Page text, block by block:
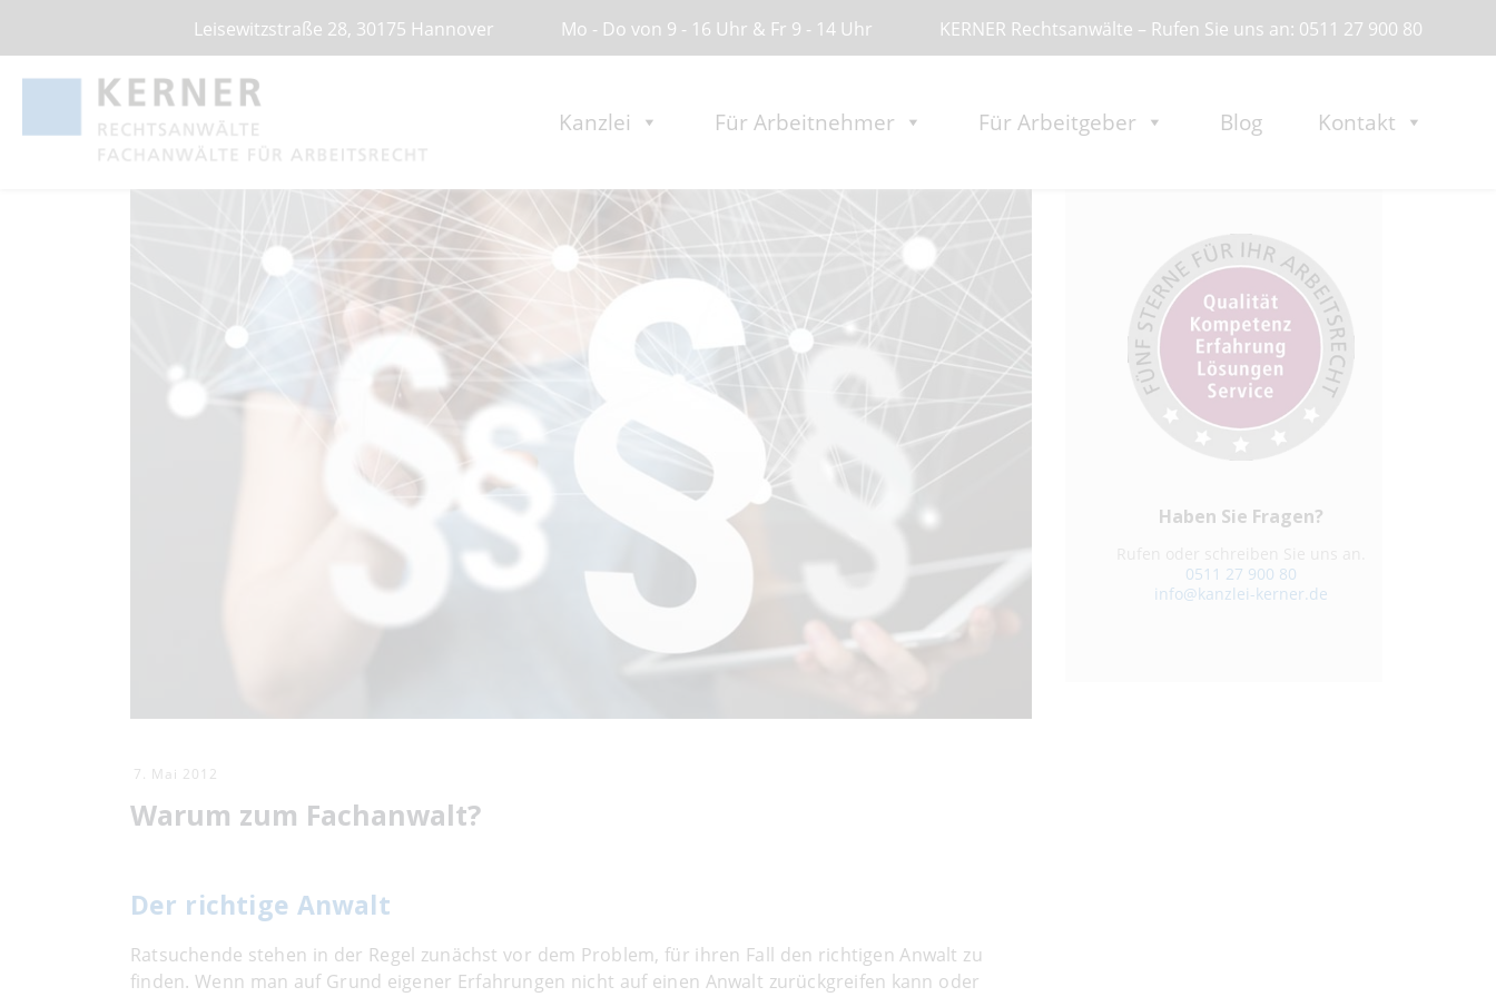
KERNER Rechtsanwälte – Rufen Sie uns an: 0511 27 900 80
Mo - Do von 9 - 16 Uhr & Fr 9 - 14 Uhr
Leisewitzstraße 28, 30175 Hannover
Kanzlei Für Arbeitnehmer Für Arbeitgeber Blog Kontakt
7. Mai 2012
Warum zum Fachanwalt?
Der richtige Anwalt
Ratsuchende stehen in der Regel zunächst vor dem Problem, für ihren Fall den richtigen Anwalt zu
finden. Wenn man auf Grund eigener Erfahrungen nicht auf einen Anwalt zurückgreifen kann oder
Haben Sie Fragen?
0511 27 900 80
info@kanzlei-kerner.de